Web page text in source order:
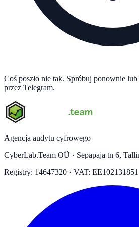
Coś poszło nie tak. Spróbuj ponownie
przez Telegram.
Agencja audytu cyfrowego
CyberLab.Team OÜ · Sepapaja tn 6,
Registry: 14647320 · VAT: EE102131851